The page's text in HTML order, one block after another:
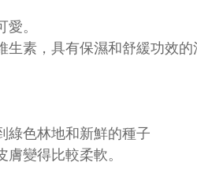
。
生素，具有保濕和舒緩功效
綠色林地和新鮮的種子
變得比較柔軟。